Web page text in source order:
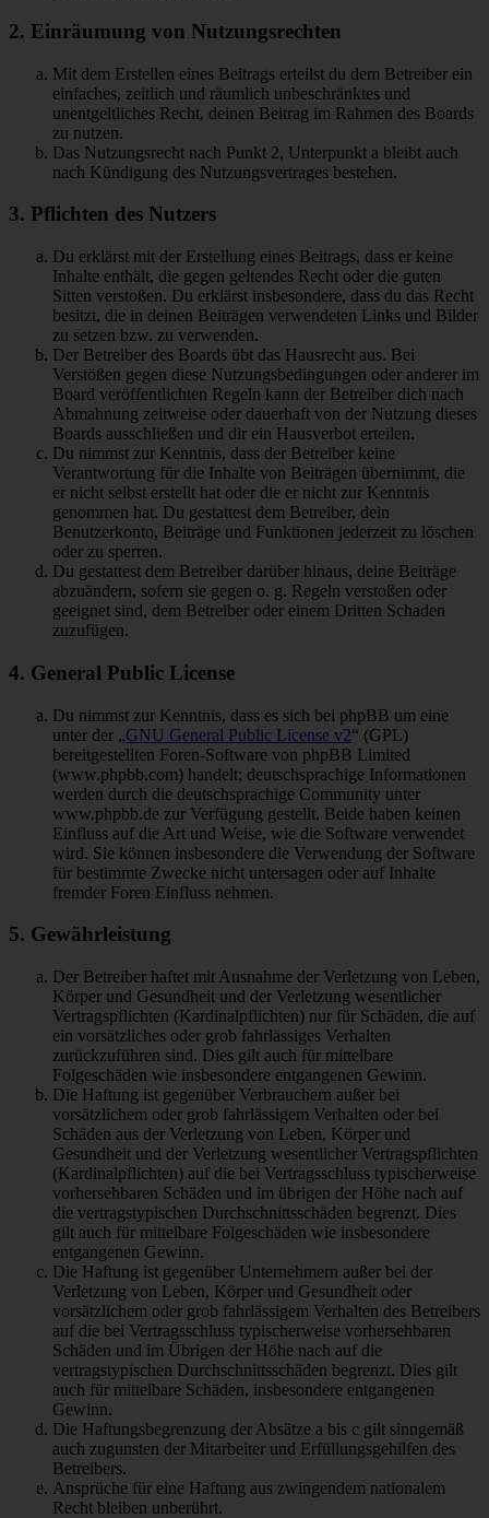
2. Einräumung von Nutzungsrechten
Mit dem Erstellen eines Beitrags erteilst du dem Betreiber ein
einfaches, zeitlich und räumlich unbeschränktes und
unentgeltliches Recht, deinen Beitrag im Rahmen des Boards
zu nutzen.
Das Nutzungsrecht nach Punkt 2, Unterpunkt a bleibt auch
nach Kündigung des Nutzungsvertrages bestehen.
3. Pflichten des Nutzers
Du erklärst mit der Erstellung eines Beitrags, dass er keine
Inhalte enthält, die gegen geltendes Recht oder die guten
Sitten verstoßen. Du erklärst insbesondere, dass du das Recht
besitzt, die in deinen Beiträgen verwendeten Links und Bilder
zu setzen bzw. zu verwenden.
Der Betreiber des Boards übt das Hausrecht aus. Bei
Verstößen gegen diese Nutzungsbedingungen oder anderer im
Board veröffentlichten Regeln kann der Betreiber dich nach
Abmahnung zeitweise oder dauerhaft von der Nutzung dieses
Boards ausschließen und dir ein Hausverbot erteilen.
Du nimmst zur Kenntnis, dass der Betreiber keine
Verantwortung für die Inhalte von Beiträgen übernimmt, die
er nicht selbst erstellt hat oder die er nicht zur Kenntnis
genommen hat. Du gestattest dem Betreiber, dein
Benutzerkonto, Beiträge und Funktionen jederzeit zu löschen
oder zu sperren.
Du gestattest dem Betreiber darüber hinaus, deine Beiträge
abzuändern, sofern sie gegen o. g. Regeln verstoßen oder
geeignet sind, dem Betreiber oder einem Dritten Schaden
zuzufügen.
4. General Public License
Du nimmst zur Kenntnis, dass es sich bei phpBB um eine
unter der „GNU General Public License v2“ (GPL)
bereitgestellten Foren-Software von phpBB Limited
(www.phpbb.com) handelt; deutschsprachige Informationen
werden durch die deutschsprachige Community unter
www.phpbb.de zur Verfügung gestellt. Beide haben keinen
Einfluss auf die Art und Weise, wie die Software verwendet
wird. Sie können insbesondere die Verwendung der Software
für bestimmte Zwecke nicht untersagen oder auf Inhalte
fremder Foren Einfluss nehmen.
5. Gewährleistung
Der Betreiber haftet mit Ausnahme der Verletzung von Leben,
Körper und Gesundheit und der Verletzung wesentlicher
Vertragspflichten (Kardinalpflichten) nur für Schäden, die auf
ein vorsätzliches oder grob fahrlässiges Verhalten
zurückzuführen sind. Dies gilt auch für mittelbare
Folgeschäden wie insbesondere entgangenen Gewinn.
Die Haftung ist gegenüber Verbrauchern außer bei
vorsätzlichem oder grob fahrlässigem Verhalten oder bei
Schäden aus der Verletzung von Leben, Körper und
Gesundheit und der Verletzung wesentlicher Vertragspflichten
(Kardinalpflichten) auf die bei Vertragsschluss typischerweise
vorhersehbaren Schäden und im übrigen der Höhe nach auf
die vertragstypischen Durchschnittsschäden begrenzt. Dies
gilt auch für mittelbare Folgeschäden wie insbesondere
entgangenen Gewinn.
Die Haftung ist gegenüber Unternehmern außer bei der
Verletzung von Leben, Körper und Gesundheit oder
vorsätzlichem oder grob fahrlässigem Verhalten des Betreibers
auf die bei Vertragsschluss typischerweise vorhersehbaren
Schäden und im Übrigen der Höhe nach auf die
vertragstypischen Durchschnittsschäden begrenzt. Dies gilt
auch für mittelbare Schäden, insbesondere entgangenen
Gewinn.
Die Haftungsbegrenzung der Absätze a bis c gilt sinngemäß
auch zugunsten der Mitarbeiter und Erfüllungsgehilfen des
Betreibers.
Ansprüche für eine Haftung aus zwingendem nationalem
Recht bleiben unberührt.